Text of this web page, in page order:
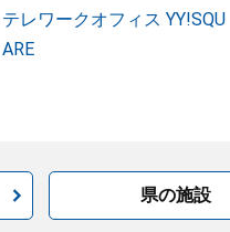
テレワークオフィス YY!SQU
ARE
県の施設